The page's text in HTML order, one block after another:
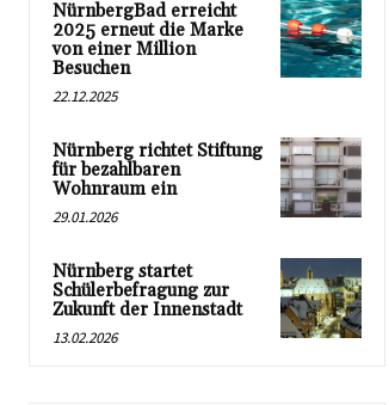
NürnbergBad erreicht
2025 erneut die Marke
von einer Million
Besuchen
22.12.2025
Nürnberg richtet Stiftung
für bezahlbaren
Wohnraum ein
29.01.2026
Nürnberg startet
Schülerbefragung zur
Zukunft der Innenstadt
13.02.2026